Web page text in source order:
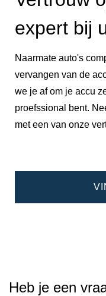
expert bij
Naarmate auto's
vervangen van de
we je af om je accu
proefssional bent.
met een van onze
Heb je een